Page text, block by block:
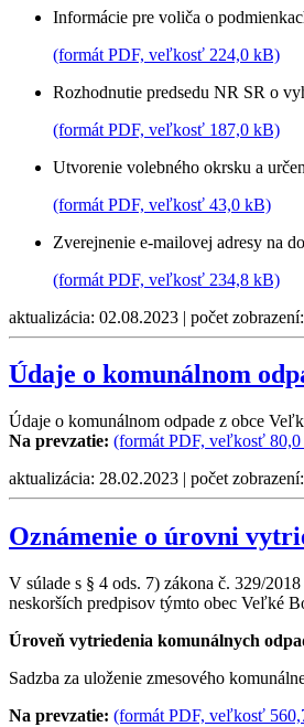
Informácie pre voliča o
(formát PDF, veľkosť 224,0 kB)
Rozhodnutie predsedu NR SR o
(formát PDF, veľkosť 187,0 kB)
Utvorenie volebného okrsku a
(formát PDF, veľkosť 43,0 kB)
Zverejnenie e-mailovej adresy na
(formát PDF, veľkosť 234,8 kB)
aktualizácia: 02.08.2023 | počet
Údaje o komunálnom
Údaje o komunálnom odpade z obce
Na prevzatie: (formát PDF, veľkosť
aktualizácia: 28.02.2023 | počet
Oznámenie o úrovni
V súlade s § 4 ods. 7) zákona č. 329/
neskorších predpisov týmto obec Veľké
Úroveň vytriedenia komunálnych
Sadzba za uloženie zmesového
Na prevzatie: (formát PDF, veľkosť